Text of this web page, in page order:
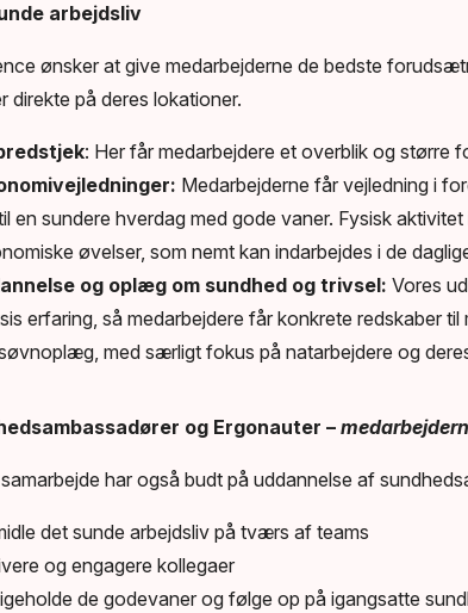
arbejdsliv
ønsker at give medarbejderne de bedste
direkte på deres lokationer.
: Her får medarbejdere et overblik og større
Medarbejderne får vejledning i
en sundere hverdag med gode vaner. Fysisk
øvelser, som nemt kan indarbejdes i de
og oplæg om sundhed og trivsel: Vores
erfaring, så medarbejdere får konkrete redskaber
med særligt fokus på natarbejdere og
og Ergonauter –
har også budt på uddannelse af
det sunde arbejdsliv på tværs af teams
og engagere kollegaer
de godevaner og følge op på igangsatte